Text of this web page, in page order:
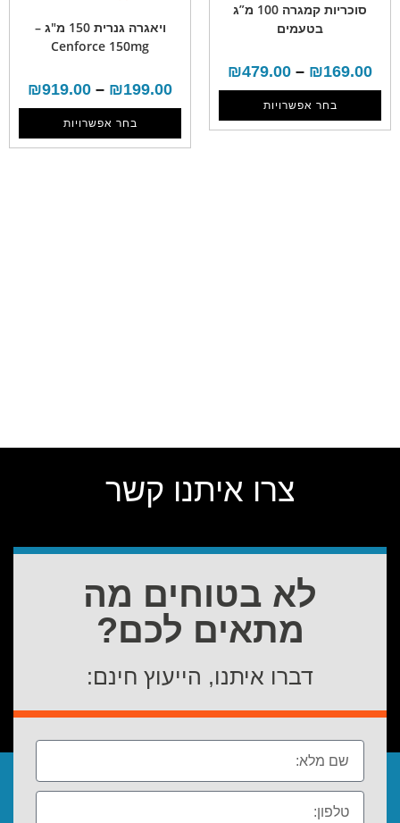
סוכריות קמגרה 100 מ”ג
בטעמים
₪169.00
–
₪479.00
בחר אפשרויות
ויאגרה גנרית 150 מ"ג –
Cenforce 150mg
₪199.00
–
₪919.00
בחר אפשרויות
צרו איתנו קשר
לא בטוחים מה
מתאים לכם?
דברו איתנו, הייעוץ חינם: